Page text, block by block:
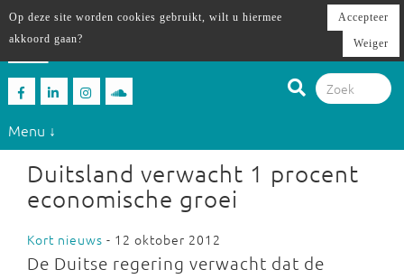
Menu ↓
Duitsland verwacht 1 procent
economische groei
Kort nieuws - 12 oktober 2012
De Duitse regering verwacht dat de
Op deze site worden cookies gebruikt, wilt u hiermee
akkoord gaan?
Accepteer
Weiger